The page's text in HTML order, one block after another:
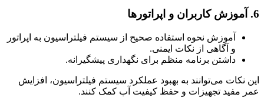
6. آموزش کاربران و اپراتورها
آموزش نحوه استفاده صحیح از سیستم فیلتراسیون به اپراتور
و آگاهی از نکات ایمنی.
داشتن برنامه منظم برای نگهداری پیشگیرانه.
این نکات می‌توانند به بهبود عملکرد سیستم فیلتراسیون، افزایش
عمر مفید تجهیزات و حفظ کیفیت آب کمک کنند.